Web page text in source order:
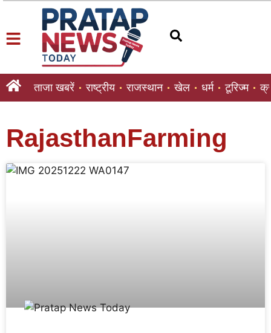
ताजा खबरें राष्ट्रीय राजस्थान खेल धर्म टूरिज्म
RajasthanFarming